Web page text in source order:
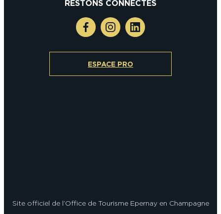
RESTONS CONNECTÉS
ESPACE PRO
Site officiel de l’Office de Tourisme Epernay en Champagne